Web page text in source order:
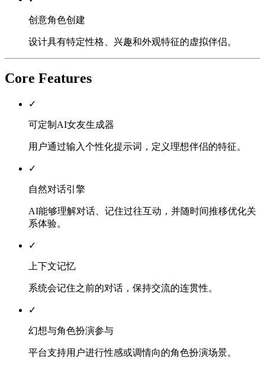
创意角色创建
设计具有特定性格、兴趣和外观特征的虚拟伴侣。
Core Features
✓
可定制AI女友生成器
用户通过输入个性化提示词，定义理想伴侣的特征。
✓
自然对话引擎
AI能够理解对话、记住过往互动，并随时间推移优化关
系体验。
✓
上下文记忆
系统会记住之前的对话，保持交流的连贯性。
✓
幻想与角色扮演参与
平台支持用户进行性感或调情向的角色扮演场景。